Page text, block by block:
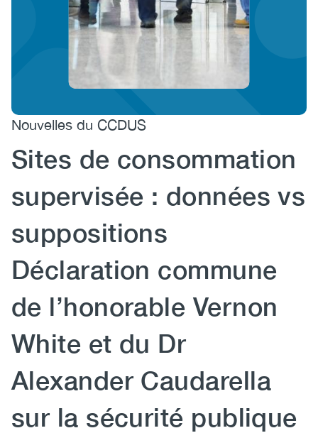
(CCSA)
Nouvelles du CCDUS
Sites de consommation
supervisée : données vs
suppositions
Déclaration commune
de l’honorable Vernon
White et du Dr
Alexander Caudarella
sur la sécurité publique